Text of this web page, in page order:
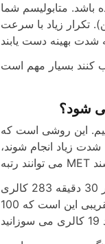
باشد. متابولیسم شما
تکرار زیاد با سرعت
استفاده می کنیم. این روشی است که
زیاد انجام شوند،
فرض کنید وزن شما 150 پوند است. (68 کیلوگرم). بر اساس این اطلاعات می توانید انتظار داشته باشید که در 30 دقیقه 283 کالری
بسوزانید. برای اینکه بدانید 100 جک پرش چقدر کالری می سوزانند، از داده های زیر استفاده کنید. یک تخمین تقریبی این است که 100